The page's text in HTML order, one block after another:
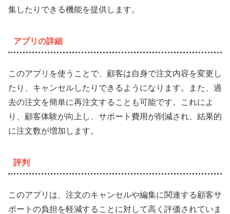
集したりできる機能を提供します。
アプリの詳細
このアプリを使うことで、顧客は自身で注文内容を変更し
たり、キャンセルしたりできるようになります。また、過
去の注文を簡単に再注文することも可能です。これによ
り、顧客体験が向上し、サポート費用が削減され、結果的
に注文数が増加します。
評判
このアプリは、注文のキャンセルや編集に関連する顧客サ
ポートの負担を軽減することに対して高く評価されていま